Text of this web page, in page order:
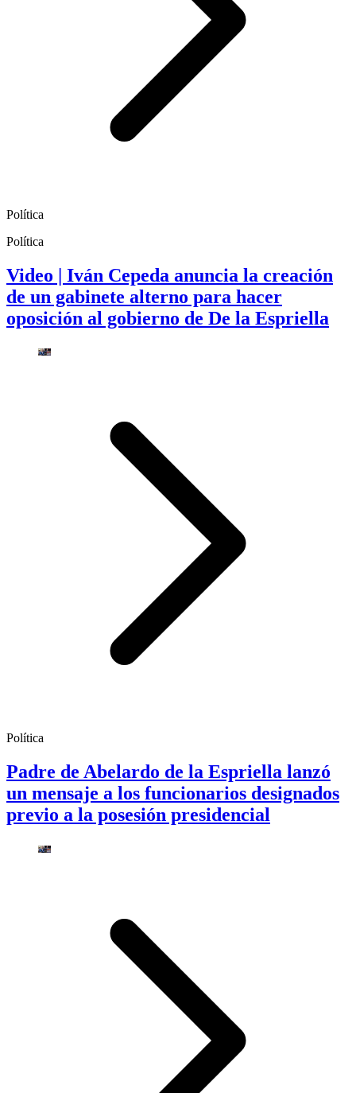
Política
Política
Video | Iván Cepeda anuncia la creación
de un gabinete alterno para hacer
oposición al gobierno de De la Espriella
Política
Padre de Abelardo de la Espriella lanzó
un mensaje a los funcionarios designados
previo a la posesión presidencial